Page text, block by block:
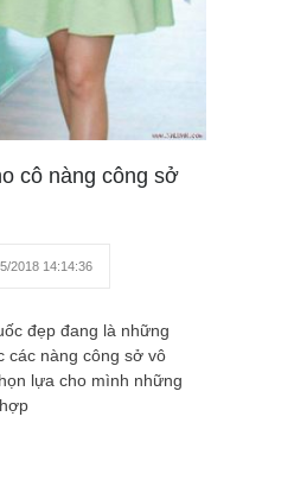
cô nàng công sở
2018 14:14:36
đẹp đang là những
các nàng công sở vô
lựa cho mình những